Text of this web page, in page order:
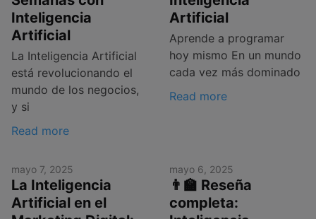
Inteligencia
Artificial
La Inteligencia Artificial
está revolucionando el
mundo de los negocios,
y si
Read more
Artificial
Aprende a programar
hoy mismo En un mundo
cada vez más dominado
Read more
mayo 7, 2025
La Inteligencia
Artificial en el
mayo 6, 2025
👨‍🏫 Reseña
completa: